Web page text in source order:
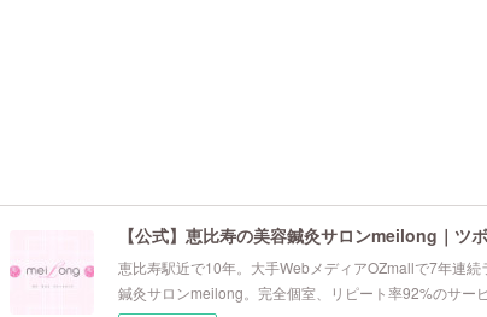
【公式】恵比寿の美容鍼灸サロンmeilong｜ツ
恵比寿駅近で10年。大手WebメディアOZmallで7年連
鍼灸サロンmeilong。完全個室、リピート率92%のサービ